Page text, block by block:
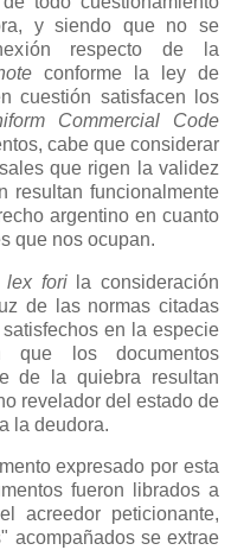
y siendo que no se
respecto de la
conforme la ley de
cuestión satisfacen los
Commercial Code
cabe que considerar
que rigen la validez
resultan funcionalmente
argentino en cuanto
que nos ocupan.
lex forila consideración
de las normas citadas
en la especie
que los documentos
de la quiebra resultan
revelador del estado de
la deudora.
expresado por esta
fueron librados a
acreedor peticionante,
acompañados se extrae